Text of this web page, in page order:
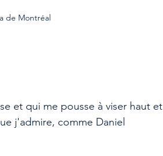
de Montréal
et qui me pousse à viser haut et
j'admire, comme Daniel